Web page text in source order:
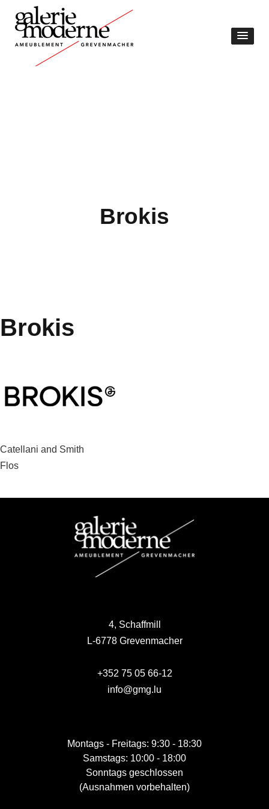
Brokis
Brokis
Beitragsnavigation
Catellani and Smith
Flos
4, Schaffmill
L-6778 Grevenmacher
+352 75 05 66-12
info@gmg.lu
Montags - Freitags: 9:30 - 18:30
Samstags: 10:00 - 18:00
Sonntags geschlossen
(Ausnahmen vorbehalten)